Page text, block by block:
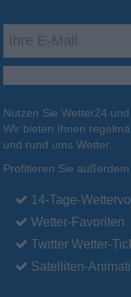
So. 16.08. Mo. 17.08.
29°C 25°C
Nutzen Sie Wetter24
Wir bieten Ihnen
und rund ums Wetter.
Profitieren Sie
14-Tage-
Wetter-Favoriten
Twitter Wetter-
Satelliten-